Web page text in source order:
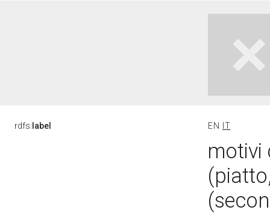
rdfs: label EN IT
motivi